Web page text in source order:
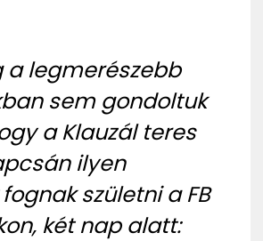
a legmerészebb
sem gondoltuk
a Klauzál teres
ilyen
születni a FB
két nap alatt: